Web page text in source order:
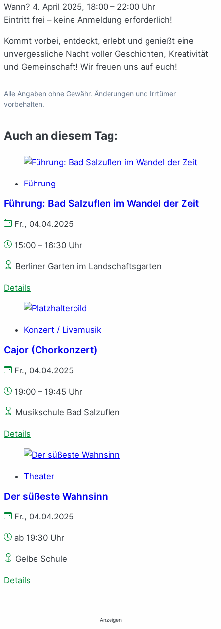
Wann? 4. April 2025, 18:00 – 22:00 Uhr
Eintritt frei – keine Anmeldung erforderlich!
Kommt vorbei, entdeckt, erlebt und genießt eine
unvergessliche Nacht voller Geschichten, Kreativität
und Gemeinschaft! Wir freuen uns auf euch!
Alle Angaben ohne Gewähr. Änderungen und Irrtümer
vorbehalten.
Auch an diesem Tag:
Führung
Führung: Bad Salzuflen im Wandel der Zeit
Fr., 04.04.2025
15:00 – 16:30 Uhr
Berliner Garten im Landschaftsgarten
Details
Konzert / Livemusik
Cajor (Chorkonzert)
Fr., 04.04.2025
19:00 – 19:45 Uhr
Musikschule Bad Salzuflen
Details
Theater
Der süßeste Wahnsinn
Fr., 04.04.2025
ab 19:30 Uhr
Gelbe Schule
Details
Anzeigen